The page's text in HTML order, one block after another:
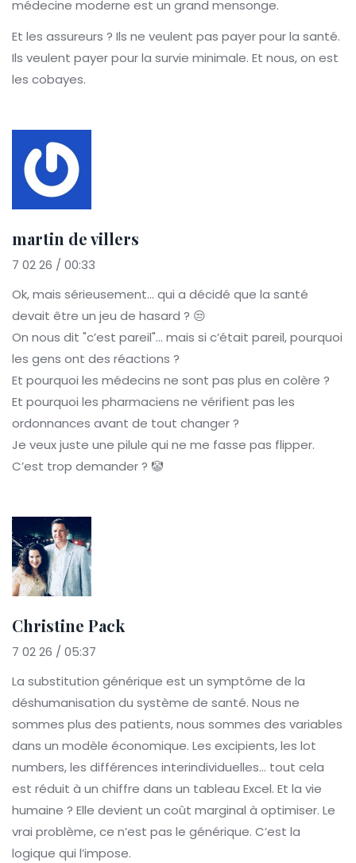
médecine moderne est un grand mensonge.
Et les assureurs ? Ils ne veulent pas payer pour la santé.
Ils veulent payer pour la survie minimale. Et nous, on est
les cobayes.
martin de villers
7 02 26 / 00:33
Ok, mais sérieusement… qui a décidé que la santé
devait être un jeu de hasard ? 😒
On nous dit "c’est pareil"… mais si c’était pareil, pourquoi
les gens ont des réactions ?
Et pourquoi les médecins ne sont pas plus en colère ?
Et pourquoi les pharmaciens ne vérifient pas les
ordonnances avant de tout changer ?
Je veux juste une pilule qui ne me fasse pas flipper.
C’est trop demander ? 🤡
Christine Pack
7 02 26 / 05:37
La substitution générique est un symptôme de la
déshumanisation du système de santé. Nous ne
sommes plus des patients, nous sommes des variables
dans un modèle économique. Les excipients, les lot
numbers, les différences interindividuelles… tout cela
est réduit à un chiffre dans un tableau Excel. Et la vie
humaine ? Elle devient un coût marginal à optimiser. Le
vrai problème, ce n’est pas le générique. C’est la
logique qui l’impose.